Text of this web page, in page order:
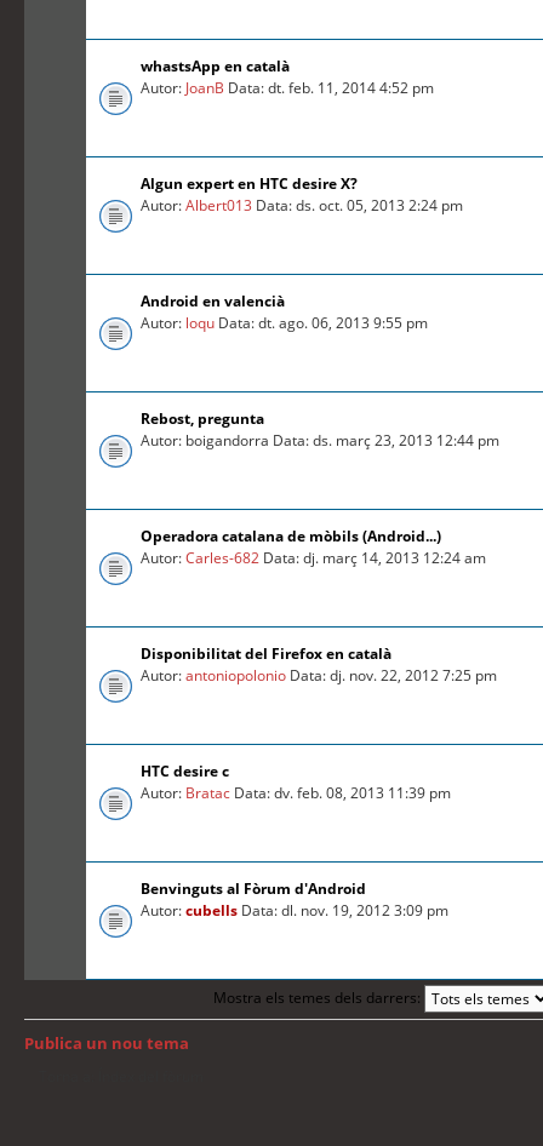
whastsApp en català
Autor: JoanB Data: dt. feb. 11, 2014 4:52 pm
Algun expert en HTC desire X?
Autor:Albert013 Data: ds. oct. 05, 2013 2:24 pm
Android en valencià
Autor: loqu Data: dt. ago. 06, 2013 9:55 pm
Rebost, pregunta
Autor: boigandorra Data: ds. març 23, 2013 12:44 pm
Operadora catalana de mòbils (Android...)
Autor:Carles-682 Data: dj. març 14, 2013 12:24 am
Disponibilitat del Firefox en català
Autor:antoniopolonio Data: dj. nov. 22, 2012 7:25 pm
HTC desire c
Autor: Bratac Data: dv. feb. 08, 2013 11:39 pm
Benvinguts al Fòrum d'Android
Autor:cubells Data: dl. nov. 19, 2012 3:09 pm
Mostra els temes dels darrers:
Publica un nou tema